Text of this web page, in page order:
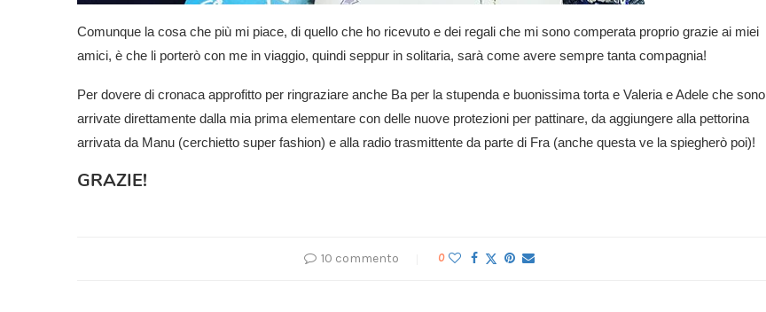
Comunque la cosa che più mi piace, di quello che ho ricevuto e dei regali che mi sono comperata proprio grazie ai miei
amici, è che li porterò con me in viaggio, quindi seppur in solitaria, sarà come avere sempre tanta compagnia!
Per dovere di cronaca approfitto per ringraziare anche Ba per la stupenda e buonissima torta e Valeria e Adele che sono
arrivate direttamente dalla mia prima elementare con delle nuove protezioni per pattinare, da aggiungere alla pettorina
arrivata da Manu (cerchietto super fashion) e alla radio trasmittente da parte di Fra (anche questa ve la spiegherò poi)!
GRAZIE!
10 commento 0